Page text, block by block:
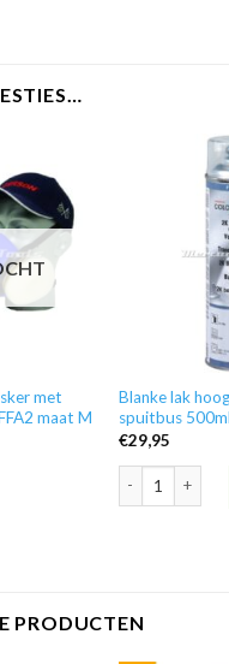
met
maat M
Blanke lak
spuitbus
€29,95
PRODUCTEN